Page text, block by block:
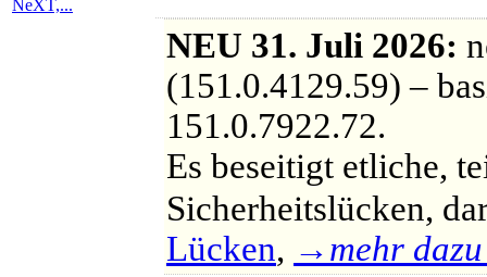
NEU 31. Juli 2026:
(151.0.4129.59) –
151.0.7922.72.
Es beseitigt etliche,
Sicherheitslücken,
Lücken, →mehr